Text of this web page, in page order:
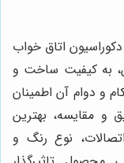
اتاق خواب
به کیفیت ساخت و
و دوام آن اطمینان
و مقایسه، بهترین
نوع رنگ و